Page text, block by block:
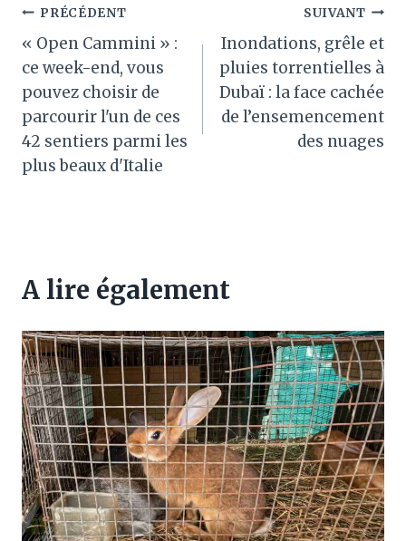
Navigation
de
l’article
PRÉCÉDENT
« Open Cammini » :
ce week-end, vous
pouvez choisir de
parcourir l'un de ces
42 sentiers parmi les
plus beaux d'Italie
SUIVANT
Inondations, grêle et
pluies torrentielles à
Dubaï : la face cachée
de l’ensemencement
des nuages
A lire également